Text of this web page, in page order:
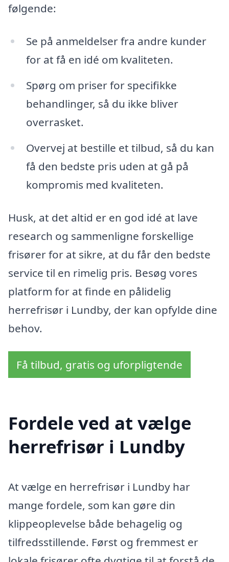
følgende:
Se på anmeldelser fra andre kunder
for at få en idé om kvaliteten.
Spørg om priser for specifikke
behandlinger, så du ikke bliver
overrasket.
Overvej at bestille et tilbud, så du kan
få den bedste pris uden at gå på
kompromis med kvaliteten.
Husk, at det altid er en god idé at lave
research og sammenligne forskellige
frisører for at sikre, at du får den bedste
service til en rimelig pris. Besøg vores
platform for at finde en pålidelig
herrefrisør i Lundby, der kan opfylde dine
behov.
Få tilbud, gratis og uforpligtende
Fordele ved at vælge
herrefrisør i Lundby
At vælge en herrefrisør i Lundby har
mange fordele, som kan gøre din
klippeoplevelse både behagelig og
tilfredsstillende. Først og fremmest er